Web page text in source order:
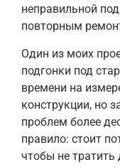
неправильной
повторным
Один из моих
подгонки под
времени на
конструкции, но
проблем более
правило: стоит
чтобы не